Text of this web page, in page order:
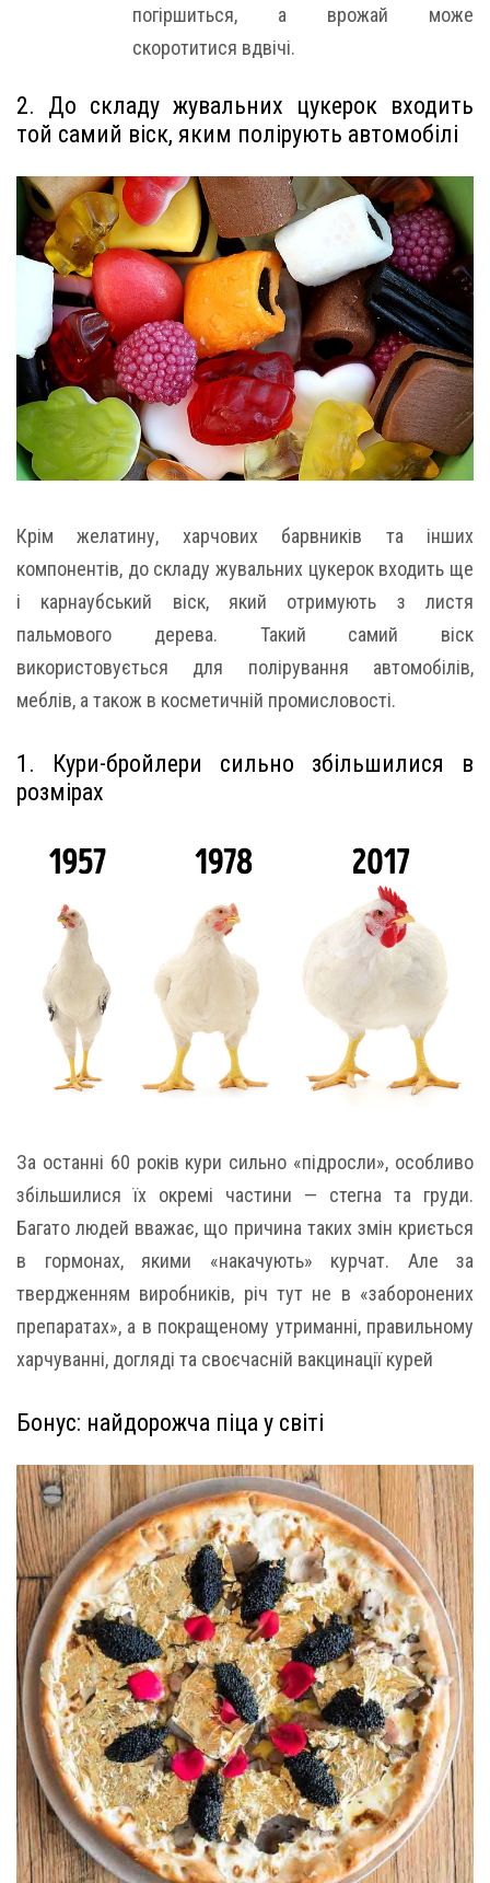
погіршиться, а врожай може
скоротитися вдвічі.
2. До складу жувальних цукерок входить
той самий віск, яким полірують автомобілі
Крім желатину, харчових барвників та інших
компонентів, до складу жувальних цукерок входить ще
і карнаубський віск, який отримують з листя
пальмового дерева. Такий самий віск
використовується для полірування автомобілів,
меблів, а також в косметичній промисловості.
1. Кури-бройлери сильно збільшилися в
розмірах
За останні 60 років кури сильно «підросли», особливо
збільшилися їх окремі частини — стегна та груди.
Багато людей вважає, що причина таких змін криється
в гормонах, якими «накачують» курчат. Але за
твердженням виробників, річ тут не в «заборонених
препаратах», а в покращеному утриманні, правильному
харчуванні, догляді та своєчасній вакцинації курей
Бонус: найдорожча піца у світі